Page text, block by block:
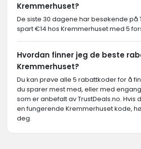
Kremmerhuset?
De siste 30 dagene har besøkende på
spart €14 hos Kremmerhuset med 5
Hvordan finner jeg de beste
Kremmerhuset?
Du kan prøve alle 5 rabattkoder for å
du sparer mest med, eller med
som er anbefalt av TrustDeals.no. Hvis
en fungerende Kremmerhuset kode,
deg.